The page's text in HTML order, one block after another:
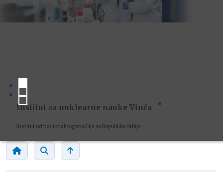
Institut za nuklearne nauke Vinča
Institut od nacionalnog značaja za Republiku Srbiju